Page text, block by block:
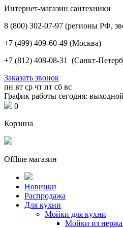
Интернет-магазин сантехники
8 (800) 302-07-97 (регионы РФ,
+7 (499) 409-60-49 (Москва)
+7 (812) 408-08-31 (Санкт-
Заказать звонок
пн вт ср чт пт сб вс
График работы сегодня: выходной
0
Корзина
Offline магазин
Новинки
Распродажа
Для кухни
Мойки для кухни
Мойки из